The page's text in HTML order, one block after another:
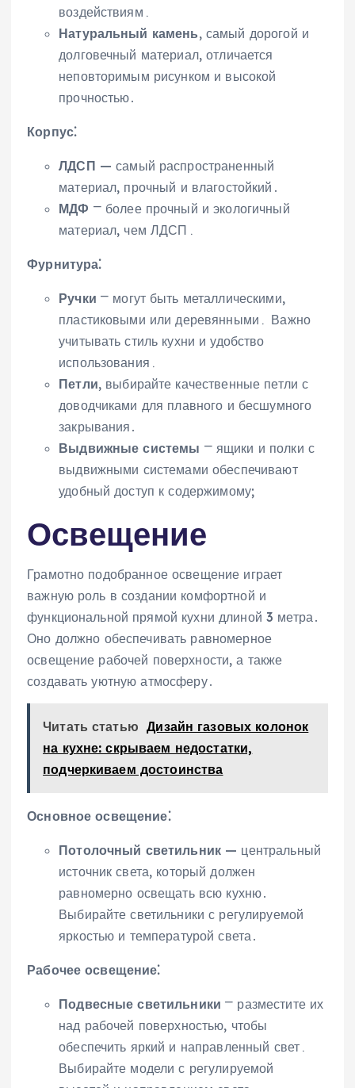
воздействиям․
Натуральный камень, самый дорогой и
долговечный материал‚ отличается
неповторимым рисунком и высокой
прочностью․
Корпус⁚
ЛДСП — самый распространенный
материал‚ прочный и влагостойкий․
МДФ ⎻ более прочный и экологичный
материал‚ чем ЛДСП․
Фурнитура⁚
Ручки ⎻ могут быть металлическими‚
пластиковыми или деревянными․ Важно
учитывать стиль кухни и удобство
использования․
Петли, выбирайте качественные петли с
доводчиками для плавного и бесшумного
закрывания․
Выдвижные системы ⎻ ящики и полки с
выдвижными системами обеспечивают
удобный доступ к содержимому;
Освещение
Грамотно подобранное освещение играет
важную роль в создании комфортной и
функциональной прямой кухни длиной 3 метра․
Оно должно обеспечивать равномерное
освещение рабочей поверхности‚ а также
создавать уютную атмосферу․
Читать статью Дизайн газовых колонок
на кухне: скрываем недостатки,
подчеркиваем достоинства
Основное освещение⁚
Потолочный светильник — центральный
источник света‚ который должен
равномерно освещать всю кухню․
Выбирайте светильники с регулируемой
яркостью и температурой света․
Рабочее освещение⁚
Подвесные светильники ⎻ разместите их
над рабочей поверхностью‚ чтобы
обеспечить яркий и направленный свет․
Выбирайте модели с регулируемой